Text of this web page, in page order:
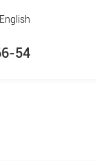
English
54